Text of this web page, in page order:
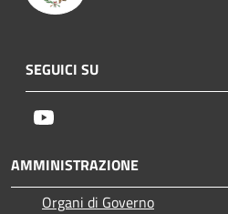
SEGUICI SU
AMMINISTRAZIONE
Organi di Governo